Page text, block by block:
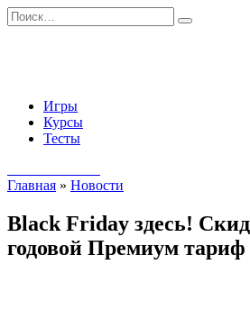
Перейти
к
Search
for:
Игры
Курсы
Тесты
Главная » Новости
Black Friday здесь!
годовой Премиум тариф